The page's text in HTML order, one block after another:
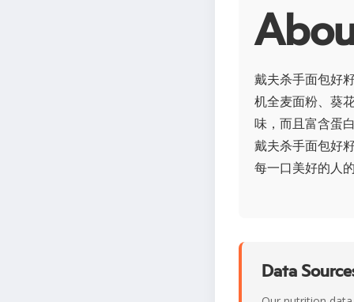
戴夫杀手面包好
机全麦面粉、葵
味，而且富含蛋
戴夫杀手面包好
每一口美好的人
Data